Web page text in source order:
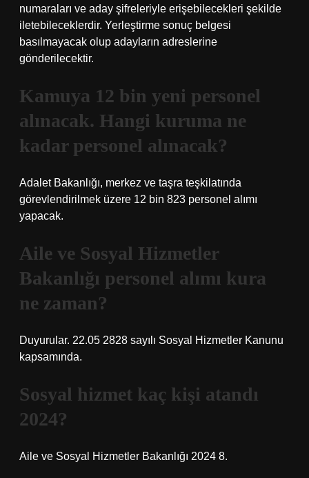
numaraları ve aday şifreleriyle erişebilecekleri şekilde
iletebileceklerdir. Yerleştirme sonuç belgesi
basılmayacak olup adayların adreslerine
gönderilecektir.
Kamuya 12 bin yeni personel
alınacak. Hangi kuruma ne
kadar personel alınacak?
Adalet Bakanlığı, merkez ve taşra teşkilatında
görevlendirilmek üzere 12 bin 823 personel alımı
yapacak.
Aile ve Sosyal Hizmetler
Bakanlığı personel alımı kura
ne zaman?
Duyurular. 22.05 2828 sayılı Sosyal Hizmetler Kanunu
kapsamında.
Sosyal hizmet kaç kişi atandı
2024?
Aile ve Sosyal Hizmetler Bakanlığı 2024 8.